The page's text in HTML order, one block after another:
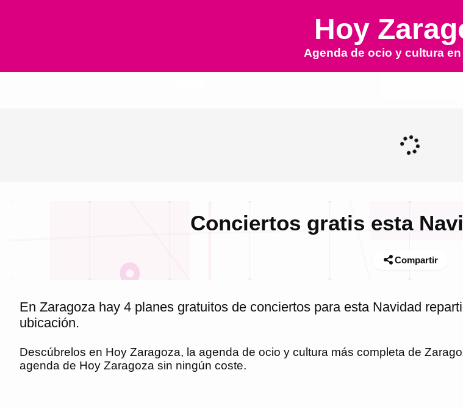
Hoy
Agenda de ocio y cultura en
Conciertos gratis esta
Compartir
En Zaragoza hay 4 planes gratuitos de conciertos para esta Navidad
ubicación.
Descúbrelos en Hoy Zaragoza, la agenda de ocio y cultura más completa de
agenda de Hoy Zaragoza sin ningún coste.